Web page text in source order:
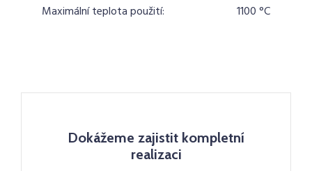
Maximální teplota použití:
1100 °C
Dokážeme zajistit kompletní
realizaci